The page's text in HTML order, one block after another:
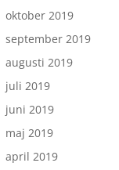
oktober 2019
september 2019
augusti 2019
juli 2019
juni 2019
maj 2019
april 2019